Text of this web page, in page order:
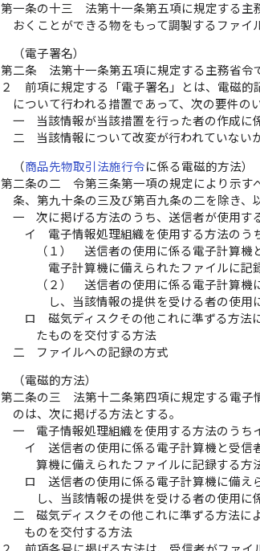
第一条の十三
法第十一条第五項に規定する
おくことができる物をもって調製するファイ
（電子署名）
第二条
法第十一条第五項に規定する主務省令
２
前項に規定する「電子署名」とは、電磁
について行われる措置であって、次の要件の
一
当該情報が当該措置を行った者の作成に
二
当該情報について改変が行われていない
（商品先物取引法施行令に係る電磁的方法）
第二条の二
令第三条第一項の規定により示す
条、第九十条の三及び第百九条の二を除き、
一
次に掲げる方法のうち、送信者が使用す
イ
電子情報処理組織を使用する方法のう
（１）
送信者の使用に係る電子計算機
電子計算機に備えられたファイルに記
（２）
送信者の使用に係る電子計算機
し、当該情報の提供を受ける者の使
ロ
磁気ディスクその他これに準ずる方法
たものを交付する方法
二
ファイルへの記録の方式
（電磁的方法）
第二条の三
法第十二条第四項に規定する電
のは、次に掲げる方法とする。
一
電子情報処理組織を使用する方法のうち
イ
送信者の使用に係る電子計算機と受信
算機に備えられたファイルに記録する方
ロ
送信者の使用に係る電子計算機に備え
し、当該情報の提供を受ける者の使用
二
磁気ディスクその他これに準ずる方法に
ものを交付する方法